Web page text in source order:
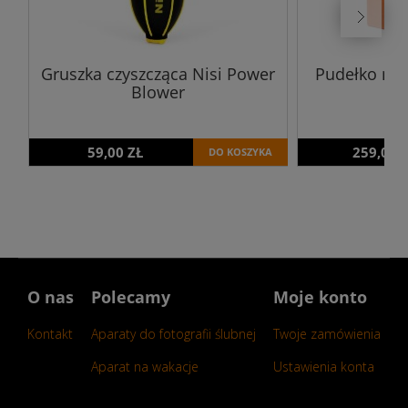
Gruszka czyszcząca Nisi Power
Blower
59,00 ZŁ DO KOSZYKA
Pudełko
259,00
O nas
Kontakt
Polecamy
Aparaty do fotografii ślubnej
Aparat na wakacje
Moje konto
Twoje zamówienia
Ustawienia konta